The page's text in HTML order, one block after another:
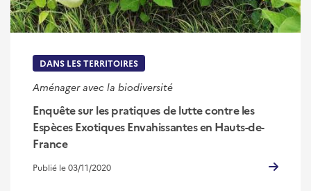
DANS LES TERRITOIRES
Aménager avec la biodiversité
Enquête sur les pratiques de lutte contre les
Espèces Exotiques Envahissantes en Hauts-de-
France
Publié le 03/11/2020